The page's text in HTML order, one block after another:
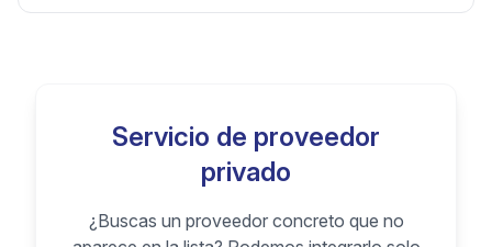
Servicio de proveedor
privado
¿Buscas un proveedor concreto que no